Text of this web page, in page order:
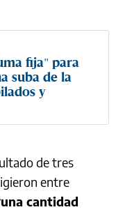
fija" para
suba de la
y
de tres
entre
cantidad